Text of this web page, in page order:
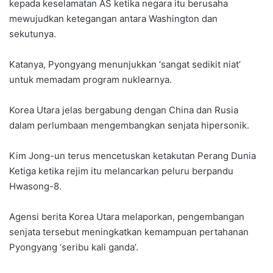
kepada keselamatan AS ketika negara itu berusaha
mewujudkan ke­tegangan antara Washington dan
sekutunya.
Katanya, Pyongyang menunjukkan ‘sangat sedikit niat’
untuk memadam program nuklearnya.
Korea Utara jelas bergabung dengan China dan Rusia
dalam perlumbaan mengembangkan senjata hipersonik.
Kim Jong-un terus mencetuskan ketakutan Perang Dunia
Ketiga ketika rejim itu melancarkan peluru berpandu
Hwasong-8.
Agensi berita Korea Utara melaporkan, pengembangan
senjata tersebut meningkatkan kemam­puan pertahanan
Pyongyang ‘seribu kali ganda’.